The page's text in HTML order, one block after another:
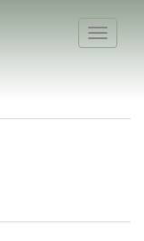
Toggle